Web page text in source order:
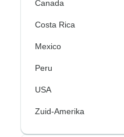
Canada
Costa Rica
Mexico
Peru
USA
Zuid-Amerika